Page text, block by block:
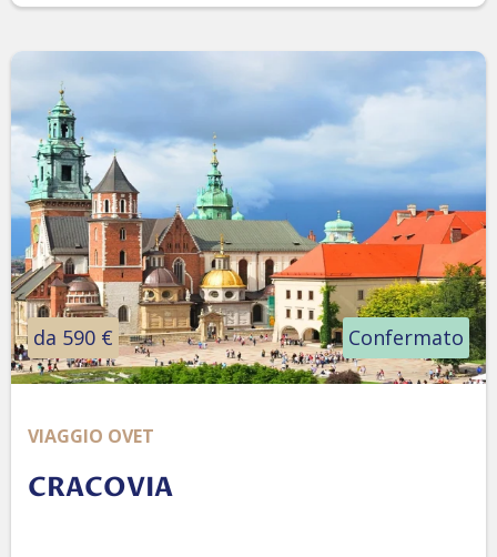
da 590 € Confermato
VIAGGIO OVET
CRACOVIA